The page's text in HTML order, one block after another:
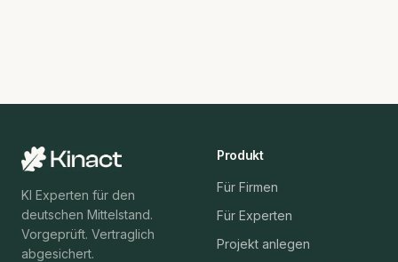
KI Experten für den
deutschen Mittelstand.
Vorgeprüft. Vertraglich
abgesichert.
Produkt
Für Firmen
Für Experten
Projekt anlegen